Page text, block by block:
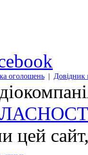
оголошень | Довідник
цей